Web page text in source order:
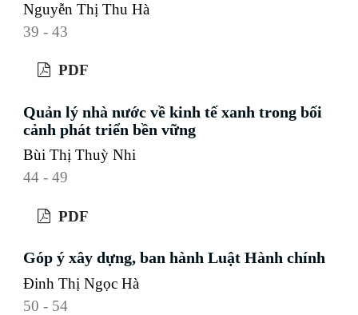
Nguyễn Thị Thu Hà
39 - 43
PDF
Quản lý nhà nước về kinh tế xanh trong bối
cảnh phát triển bền vững
Bùi Thị Thuỳ Nhi
44 - 49
PDF
Góp ý xây dựng, ban hành Luật Hành chính
Đinh Thị Ngọc Hà
50 - 54